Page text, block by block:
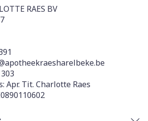
RAES BV
apotheekraesharelbeke.be
Apr. Tit. Charlotte Raes